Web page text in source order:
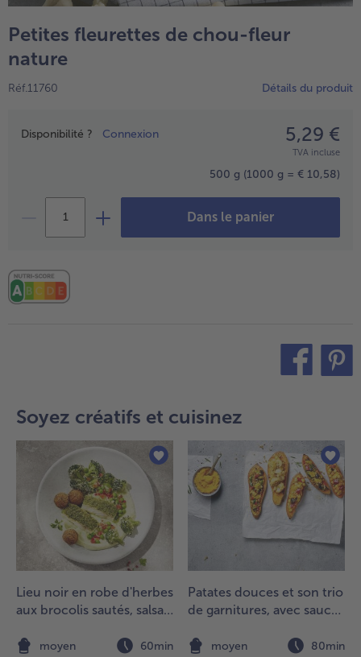
TousUstensiles de cuisine
Tousbofrost*free
TousAlternatives végétale
Friteuse à air chaud
Petites fleurettes de chou-fleur
nature
Réf.11760 Détails du produit
Prix
Disponibilité ? Connexion 5,29 €
TVA incluse
500 g (1000 g = € 10,58)
Dans le panier
Soyez créatifs et cuisinez
Lieu noir en robe d'herbes
aux brocolis sautés, salsa
moyen 60min
Patates douces et son trio
de garnitures, avec sauce
carottes et crumble de
moyen 80min